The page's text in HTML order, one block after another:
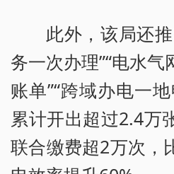
此外，该局还
务一次办理”“电水
账单”“跨域办电一
累计开出超过2.4万
联合缴费超2万次，